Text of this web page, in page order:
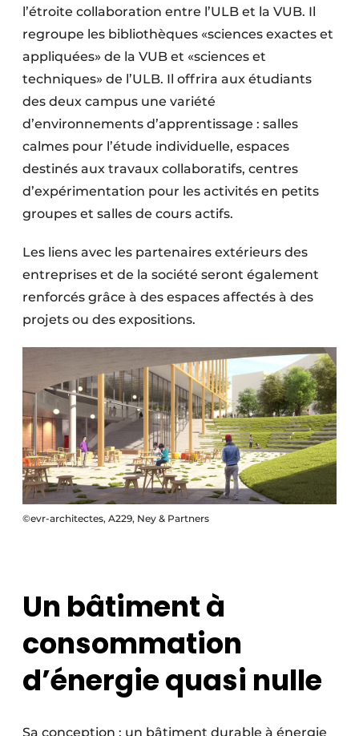
l’étroite collaboration entre l’ULB et la VUB. Il
regroupe les bibliothèques «sciences exactes et
appliquées» de la VUB et «sciences et
techniques» de l’ULB. Il offrira aux étudiants
des deux campus une variété
d’environnements d’apprentissage : salles
calmes pour l’étude individuelle, espaces
destinés aux travaux collaboratifs, centres
d’expérimentation pour les activités en petits
groupes et salles de cours actifs.
Les liens avec les partenaires extérieurs des
entreprises et de la société seront également
renforcés grâce à des espaces affectés à des
projets ou des expositions.
©evr-architectes, A229, Ney & Partners
Un bâtiment à
consommation
d’énergie quasi nulle
Sa conception : un bâtiment durable à énergie